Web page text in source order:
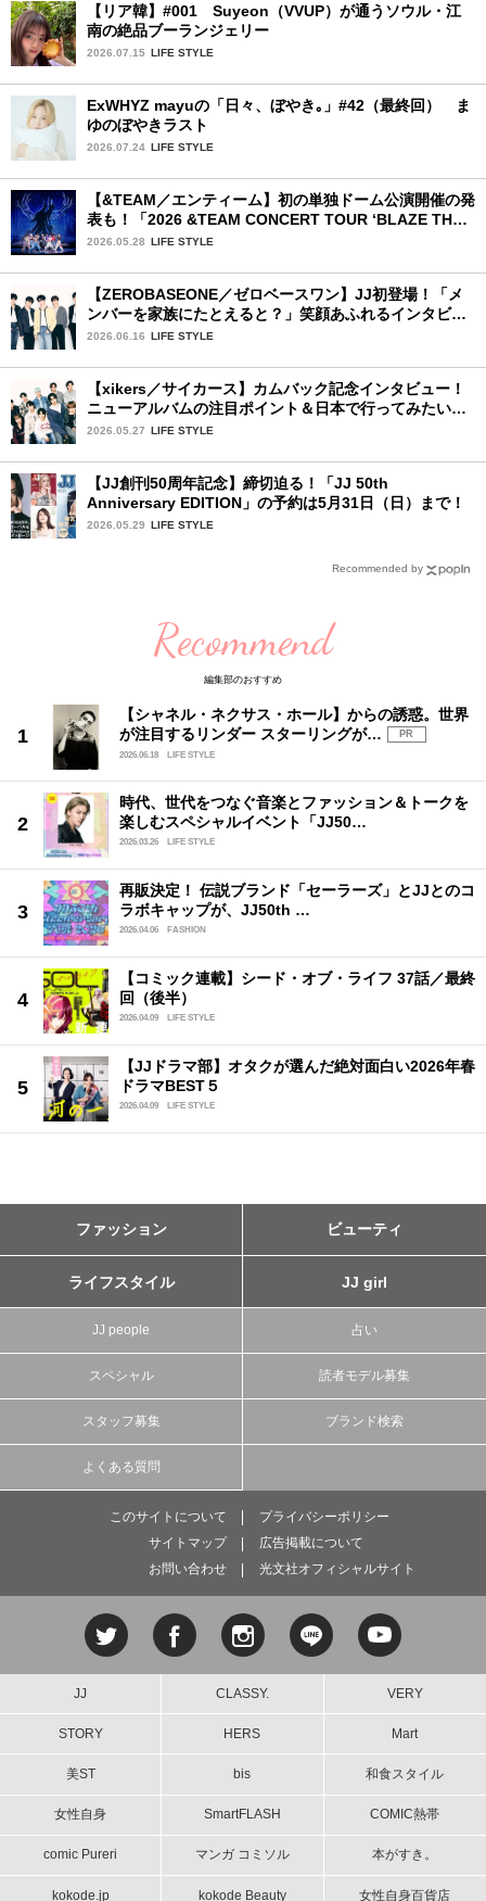
【リア韓】#001 Suyeon（VVUP）が通うソウル・江
南の絶品ブーランジェリー
2026.07.15 LIFE STYLE
ExWHYZ mayuの「日々、ぼやき｡」#42（最終回） ま
ゆのぼやきラスト
2026.07.24 LIFE STYLE
【&TEAM／エンティーム】初の単独ドーム公演開催の発
表も！「2026 &TEAM CONCERT TOUR ‘BLAZE THE
WAY’」神奈川公演初日レポ
2026.05.28 LIFE STYLE
【ZEROBASEONE／ゼロベースワン】JJ初登場！「メ
ンバーを家族にたとえると？」笑顔あふれるインタビュ
ー♡
2026.06.16 LIFE STYLE
【xikers／サイカース】カムバック記念インタビュー！
ニューアルバムの注目ポイント＆日本で行ってみたい場
所は？
2026.05.27 LIFE STYLE
【JJ創刊50周年記念】締切迫る！「JJ 50th
Anniversary EDITION」の予約は5月31日（日）まで！
2026.05.29 LIFE STYLE
Recommended by
Recommend
編集部のおすすめ
【シャネル・ネクサス・ホール】からの誘惑。世界
が注目するリンダー スターリングが…
PR
2026.06.18
LIFE STYLE
時代、世代をつなぐ音楽とファッション＆トークを
楽しむスペシャルイベント「JJ50…
2026.03.26 LIFE STYLE
再販決定！ 伝説ブランド「セーラーズ」とJJとのコ
ラボキャップが、JJ50th …
2026.04.06 FASHION
【コミック連載】シード・オブ・ライフ 37話／最終
回（後半）
2026.04.09 LIFE STYLE
【JJドラマ部】オタクが選んだ絶対面白い2026年春
ドラマBEST５
2026.04.09 LIFE STYLE
ファッション ビューティ
ライフスタイル JJ girl
JJ people 占い
スペシャル 読者モデル募集
スタッフ募集 ブランド検索
よくある質問
このサイトについて
プライバシーポリシー
サイトマップ
広告掲載について
お問い合わせ
光文社オフィシャルサイト
JJ CLASSY. VERY
STORY HERS Mart
美ST bis 和食スタイル
女性自身 SmartFLASH COMIC熱帯
comic Pureri マンガ コミソル 本がすき。
kokode.jp kokode Beauty 女性自身百貨店